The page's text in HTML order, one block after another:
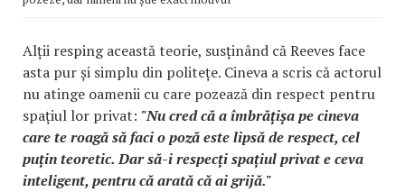
Alții resping această teorie, susținând că Reeves face
asta pur și simplu din politețe. Cineva a scris că actorul
nu atinge oamenii cu care pozează din respect pentru
spațiul lor privat: "Nu cred că a îmbrățișa pe cineva
care te roagă să faci o poză este lipsă de respect, cel
puțin teoretic. Dar să-i respecți spațiul privat e ceva
inteligent, pentru că arată că ai grijă."